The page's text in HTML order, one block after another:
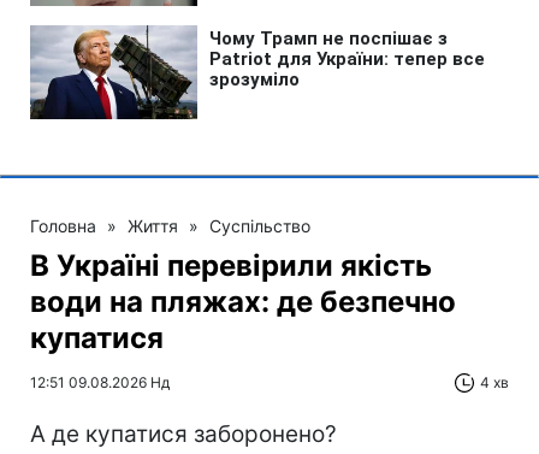
Головна » Життя » Суспільство
В Україні перевірили якість
води на пляжах: де безпечно
купатися
12:51 09.08.2026 Нд 4 хв
А де купатися заборонено?